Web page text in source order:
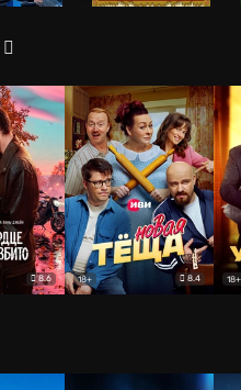
8.6 18+ 8.4 18+